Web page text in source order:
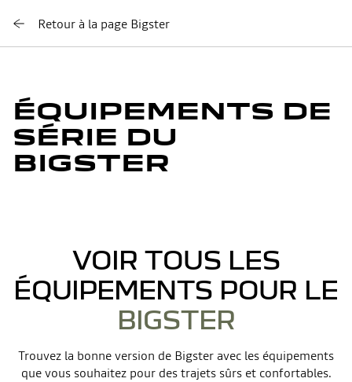
Retour à la page Bigster
ÉQUIPEMENTS DE
SÉRIE DU
BIGSTER
VOIR TOUS LES
ÉQUIPEMENTS POUR LE
BIGSTER
Trouvez la bonne version de Bigster avec les équipements
que vous souhaitez pour des trajets sûrs et confortables.